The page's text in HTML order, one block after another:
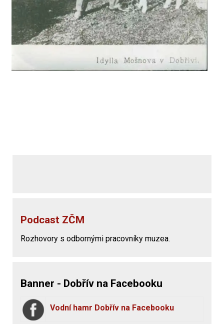
Podcast ZČM
Rozhovory s odbornými pracovníky muzea.
Banner - Dobřív na Facebooku
Vodní hamr Dobřív na Facebooku